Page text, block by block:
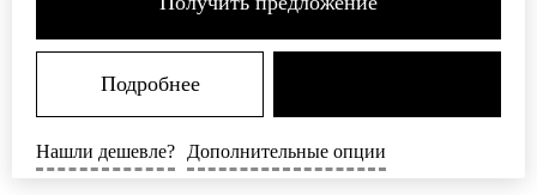
Подробнее
Нашли дешевле? Дополнительные опции